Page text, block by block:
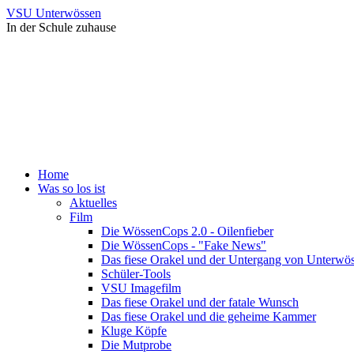
VSU Unterwössen
In der Schule zuhause
Home
Was so los ist
Aktuelles
Film
Die WössenCops 2.0 - Oilenfieber
Die WössenCops - "Fake News"
Das fiese Orakel und der Untergang von
Schüler-Tools
VSU Imagefilm
Das fiese Orakel und der fatale Wunsch
Das fiese Orakel und die geheime Kammer
Kluge Köpfe
Die Mutprobe